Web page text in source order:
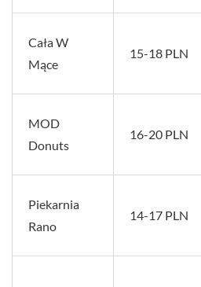
Cała W
Mące
15-18 PLN
MOD
Donuts
16-20 PLN
Piekarnia
Rano
14-17 PLN